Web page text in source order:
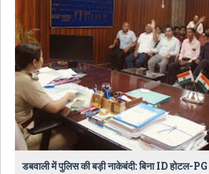
डबवाली में पुलिस की बड़ी नाकेबंदी: बिना ID होटल-PG